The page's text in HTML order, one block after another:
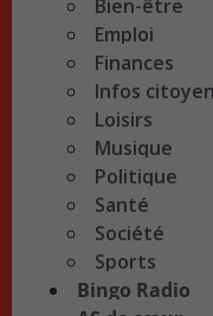
Bien-être
Emploi
Finances
Infos
Loisirs
Musique
Politique
Santé
Société
Sports
Bingo Radio